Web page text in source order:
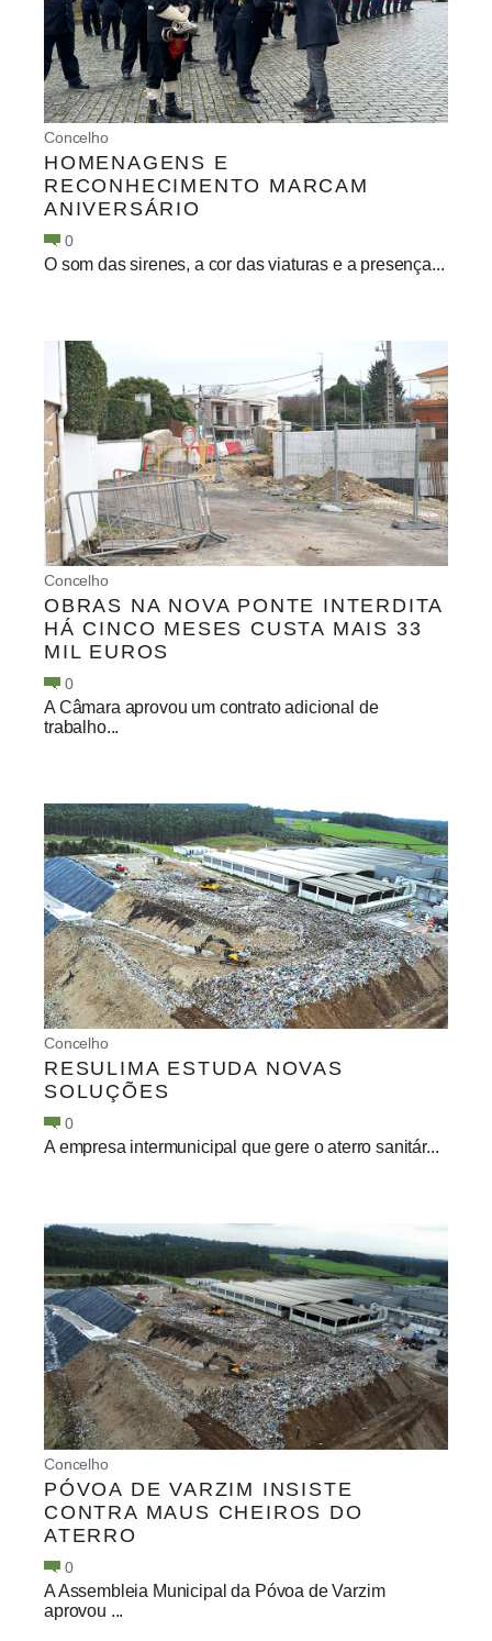
Concelho
HOMENAGENS E
RECONHECIMENTO MARCAM
ANIVERSÁRIO
0
O som das sirenes, a cor das viaturas e a presença...
Concelho
OBRAS NA NOVA PONTE INTERDITA
HÁ CINCO MESES CUSTA MAIS 33
MIL EUROS
0
A Câmara aprovou um contrato adicional de
trabalho...
Concelho
RESULIMA ESTUDA NOVAS
SOLUÇÕES
0
A empresa intermunicipal que gere o aterro sanitár...
Concelho
PÓVOA DE VARZIM INSISTE
CONTRA MAUS CHEIROS DO
ATERRO
0
A Assembleia Municipal da Póvoa de Varzim
aprovou ...